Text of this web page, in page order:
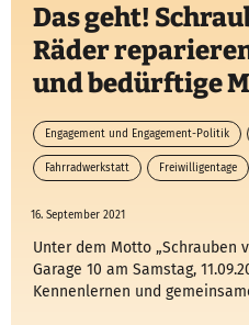
Das geht!
Räder
und bedürftige
Engagement und Engagement-Politik
Fahrradwerkstatt Freiwilligentage
16. September 2021
Unter dem Motto „Schrauben
Garage 10 am Samstag,
Kennenlernen und